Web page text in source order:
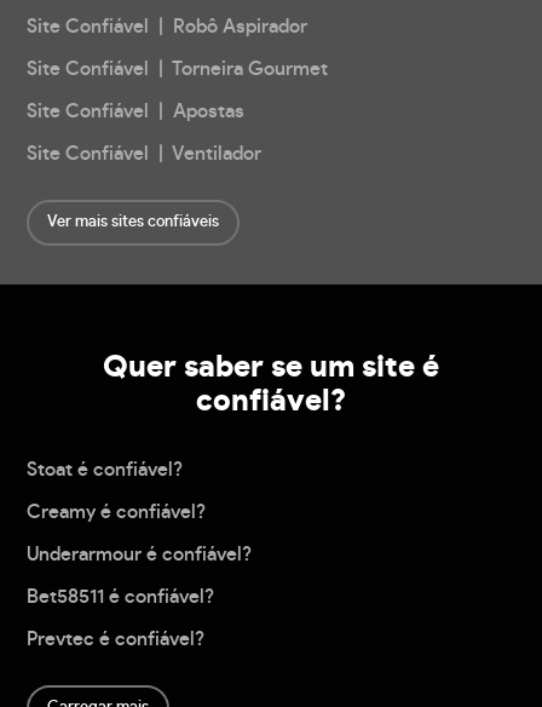
Site Confiável | Robô Aspirador
Site Confiável | Torneira Gourmet
Site Confiável | Apostas
Site Confiável | Ventilador
Ver mais sites confiáveis
Quer saber se um site é
confiável?
Stoat é confiável?
Creamy é confiável?
Underarmour é confiável?
Bet58511 é confiável?
Prevtec é confiável?